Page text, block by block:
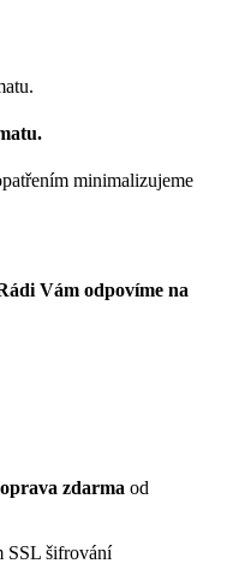
minimalizujeme
Vám odpovíme na
zdarma od
SSL šifrování